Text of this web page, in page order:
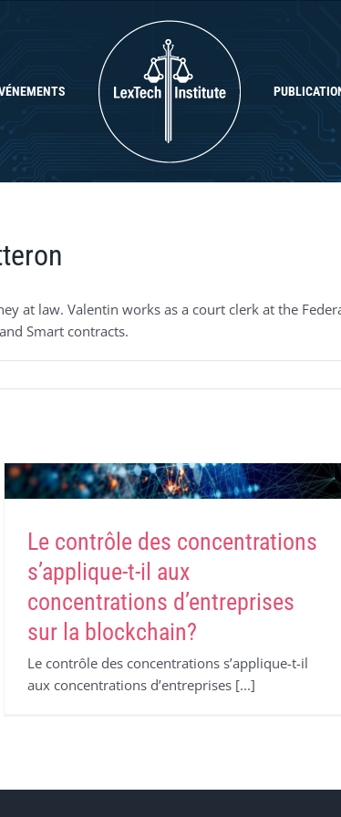
at law. Valentin works as a court clerk at the
Smart contracts.
Le contrôle des concentrations
s’applique-t-il aux
concentrations d’entreprises
sur la blockchain?
Le contrôle des concentrations s’applique-t-il
aux concentrations d’entreprises [...]